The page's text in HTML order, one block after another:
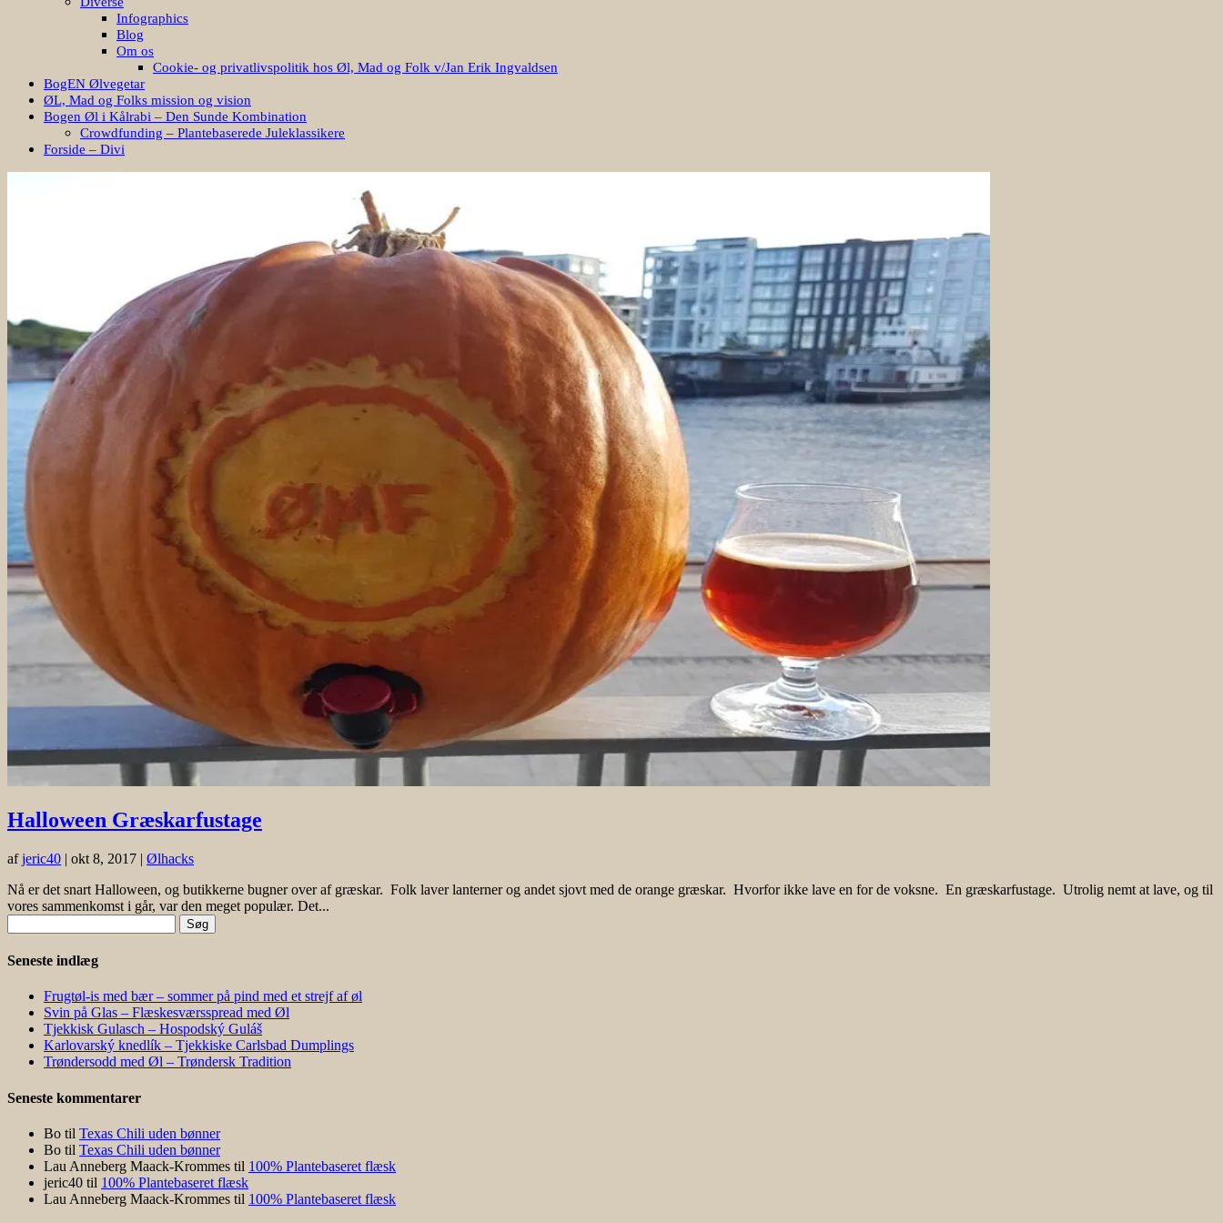
Infographics
Blog
Om os
Cookie- og privatlivspolitik hos Øl, Mad og Folk v/Jan Erik Ingvaldsen
BogEN Ølvegetar
ØL, Mad og Folks mission og vision
Bogen Øl i Kålrabi – Den Sunde Kombination
Crowdfunding – Plantebaserede Juleklassikere
Forside – Divi
Halloween Græskarfustage
afjeric40 | okt 8, 2017 | Ølhacks
Nå er det snart Halloween, og butikkerne bugner over af græskar. Folk laver lanterner og andet sjovt med de orange græskar. Hvorfor ikke lave en for de voksne. En græskarfustage. Utrolig nemt at lave, og til
vores sammenkomst i går, var den meget populær. Det...
efter:
Seneste indlæg
Frugtøl-is med bær – sommer på pind med et strejf af øl
Svin på Glas – Flæskesværsspread med Øl
Tjekkisk Gulasch – Hospodský Guláš
Karlovarský knedlík – Tjekkiske Carlsbad Dumplings
Trøndersodd med Øl – Trøndersk Tradition
Seneste kommentarer
Bo til Texas Chili uden bønner
Bo til Texas Chili uden bønner
Lau Anneberg Maack-Krommes til 100% Plantebaseret flæsk
jeric40 til 100% Plantebaseret flæsk
Lau Anneberg Maack-Krommes til 100% Plantebaseret flæsk